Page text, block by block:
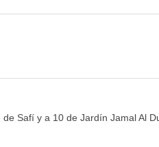
Safí y a 10 de Jardín Jamal Al